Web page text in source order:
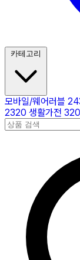
카테고리
모바일/웨어러블
2320 생활가전